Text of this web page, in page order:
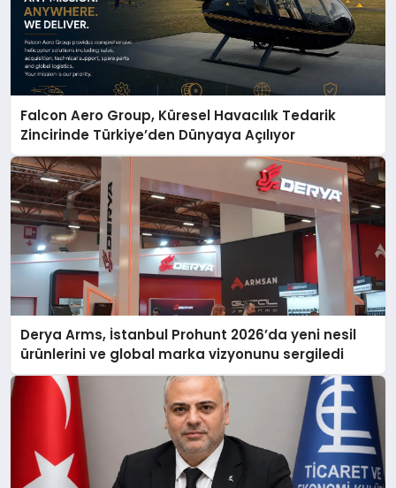
Falcon Aero Group, Küresel Havacılık Tedarik
Zincirinde Türkiye’den Dünyaya Açılıyor
Derya Arms, İstanbul Prohunt 2026’da yeni nesil
ürünlerini ve global marka vizyonunu sergiledi